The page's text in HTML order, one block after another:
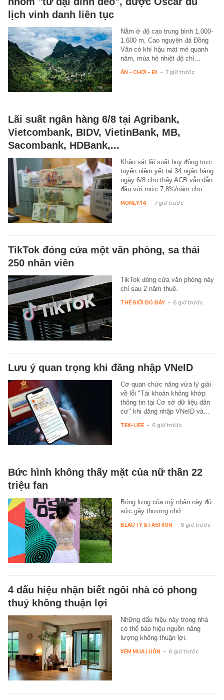
lịch vinh danh liên tục
Nằm ở độ cao trung bình 1.000-
1.600 m, Cao nguyên đá Đồng
Văn có khí hậu mát mẻ quanh
năm, mùa hè nhiệt độ chỉ…
ĂN - CHƠI - ĐI - 7 giờ trước
Lãi suất ngân hàng 6/8 tại Agribank,
Vietcombank, BIDV, VietinBank, MB,
Sacombank, HDBank,...
Khảo sát lãi suất huy động trực
tuyến niêm yết tại 34 ngân hàng
ngày 6/8 cho thấy ACB vẫn dẫn
đầu với mức 7,8%/năm cho…
MONEY.14 - 7 giờ trước
TikTok đóng cửa một văn phòng, sa thải
250 nhân viên
TikTok đóng cửa văn phòng này
chỉ sau 2 năm thuê.
THẾ GIỚI ĐÓ ĐÂY - 6 giờ trước
Lưu ý quan trọng khi đăng nhập VNeID
Cơ quan chức năng vừa lý giải
về lỗi "Tài khoản không khớp
thông tin tại Cơ sở dữ liệu dân
cư" khi đăng nhập VNeID và…
TEK-LIFE - 6 giờ trước
Bức hình không thấy mặt của nữ thần 22
triệu fan
Bóng lưng của mỹ nhân này đủ
sức gây thương nhớ.
BEAUTY & FASHION - 6 giờ trước
4 dấu hiệu nhận biết ngôi nhà có phong
thuỷ không thuận lợi
Những dấu hiệu này trong nhà
có thể báo hiệu nguồn năng
lượng không thuận lợi.
XEM MUA LUÔN - 6 giờ trước